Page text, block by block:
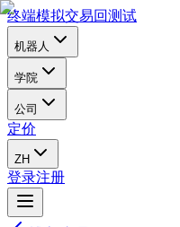
终端模拟交易回测试
机器人
学院
公司
定价
ZH
登录注册